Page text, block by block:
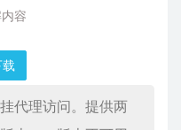
容
载
代理访问。提供两